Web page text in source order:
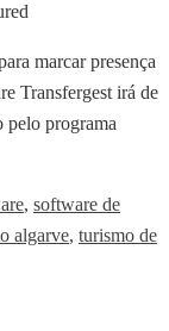
marcar presença
Transfergest irá de
pelo programa
, software de
algarve, turismo de